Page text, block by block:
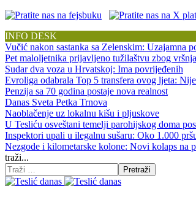
INFO DESK
Vučić nakon sastanka sa Zelenskim: Uzajamna
Pet maloljetnika prijavljeno tužilaštvu zbog
Sudar dva voza u Hrvatskoj: Ima povrijeđenih
Evroliga odabrala Top 5 transfera ovog ljeta:
Penzija sa 70 godina postaje nova realnost
Danas Sveta Petka Trnova
Naoblačenje uz lokalnu kišu i pljuskove
U Tesliću osveštani temelji parohijskog doma
Inspektori upali u ilegalnu sušaru: Oko 1.000
Nezgode i kilometarske kolone: Novi kolaps na
traži...
Pretraži